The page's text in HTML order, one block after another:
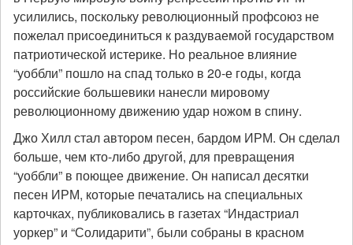
усилились, поскольку революционный профсоюз не
пожелал присоединиться к раздуваемой государством
патриотической истерике. Но реальное влияние
“уоббли” пошло на спад только в 20-е годы, когда
российские большевики нанесли мировому
революционному движению удар ножом в спину.
Джо Хилл стал автором песен, бардом ИРМ. Он сделал
больше, чем кто-либо другой, для превращения
“уоббли” в поющее движение. Он написал десятки
песен ИРМ, которые печатались на специальных
карточках, публиковались в газетах “Индастриал
уоркер” и “Солидарити”, были собраны в красном